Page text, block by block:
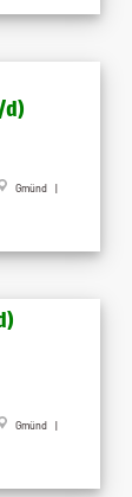
d)
Gmünd |
Gmünd |